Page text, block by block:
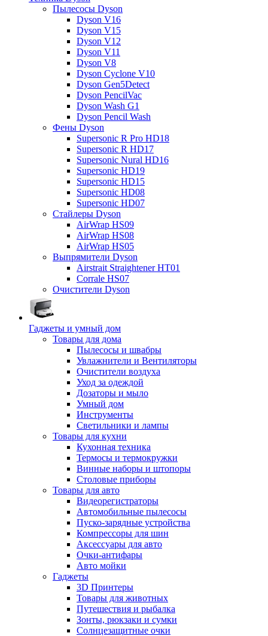
Пылесосы Dyson
Dyson V16
Dyson V15
Dyson V12
Dyson V11
Dyson V8
Dyson Cyclone V10
Dyson Gen5Detect
Dyson PencilVac
Dyson Wash G1
Dyson Pencil Wash
Фены Dyson
Supersonic R Pro HD18
Supersonic R HD17
Supersonic Nural HD16
Supersonic HD19
Supersonic HD15
Supersonic HD08
Supersonic HD07
Стайлеры Dyson
AirWrap HS09
AirWrap HS08
AirWrap HS05
Выпрямители Dyson
Airstrait Straightener HT01
Corrale HS07
Очистители Dyson
Гаджеты и умный дом
Товары для дома
Пылесосы и швабры
Увлажнители и Вентиляторы
Очистители воздуха
Уход за одеждой
Дозаторы и мыло
Умный дом
Инструменты
Светильники и лампы
Товары для кухни
Кухонная техника
Термосы и термокружки
Винные наборы и штопоры
Столовые приборы
Товары для авто
Видеорегистраторы
Автомобильные пылесосы
Пуско-зарядные устройства
Компрессоры для шин
Аксессуары для авто
Очки-антифары
Авто мойки
Гаджеты
3D Принтеры
Товары для животных
Путешествия и рыбалка
Зонты, рюкзаки и сумки
Солнцезащитные очки